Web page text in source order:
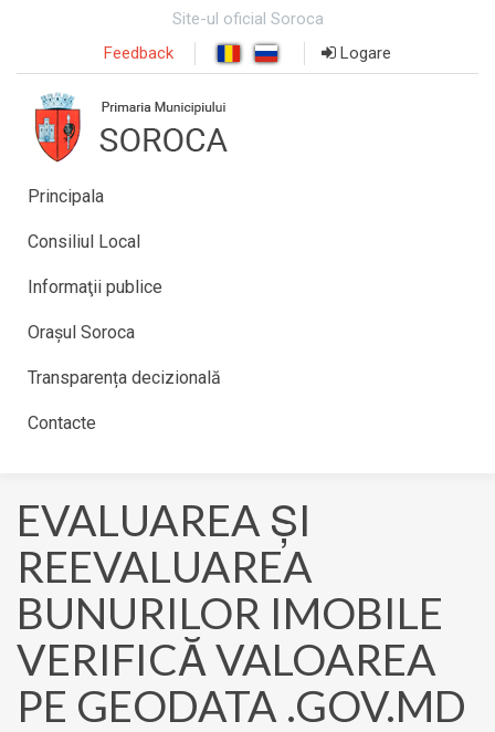
Site-ul oficial Soroca
Feedback
Logare
Principala
Consiliul Local
Informaţii publice
Orașul Soroca
Transparența decizională
Contacte
EVALUAREA ȘI
REEVALUAREA
BUNURILOR IMOBILE
VERIFICĂ VALOAREA
PE GEODATA .GOV.MD